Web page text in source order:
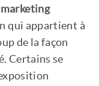
qui appartient à
de la façon
Certains se